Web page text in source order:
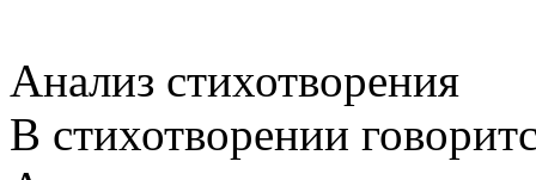
Анализ стихотворения
В стихотворении